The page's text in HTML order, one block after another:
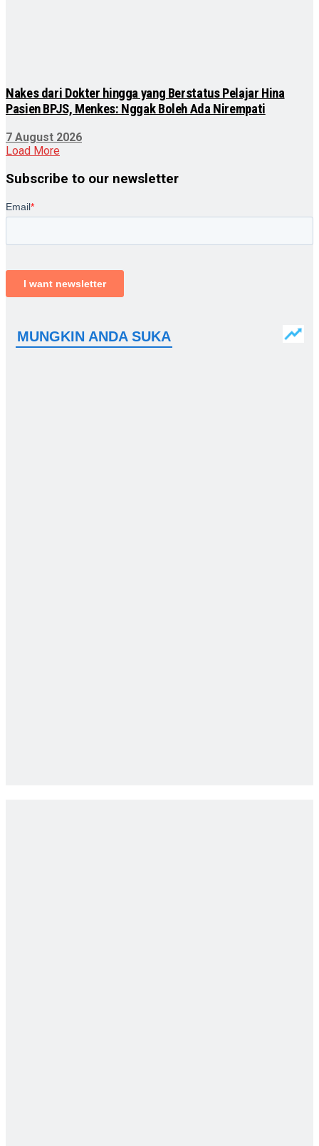
Nakes dari Dokter hingga yang Berstatus Pelajar Hina
Pasien BPJS, Menkes: Nggak Boleh Ada Nirempati
7 August 2026
Load More
Subscribe to our newsletter